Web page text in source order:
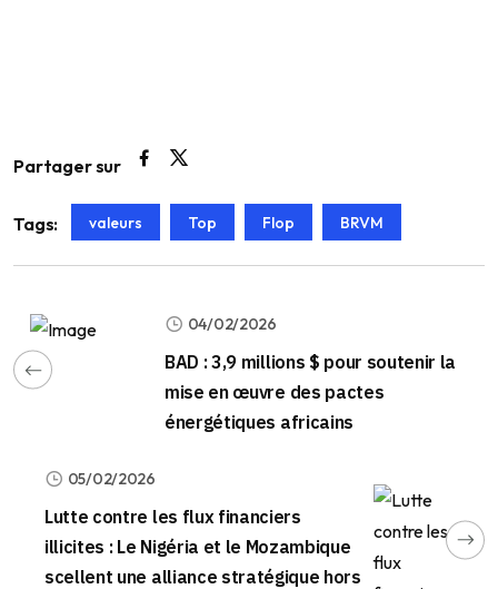
Partager sur
Tags: valeurs Top Flop BRVM
04/02/2026
BAD : 3,9 millions $ pour soutenir la
mise en œuvre des pactes
énergétiques africains
05/02/2026
Lutte contre les flux financiers
illicites : Le Nigéria et le Mozambique
scellent une alliance stratégique hors